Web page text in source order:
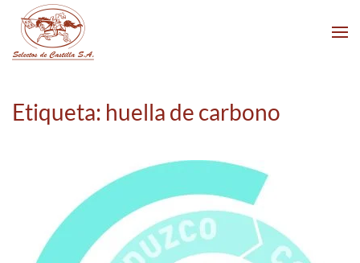
Skip to main content
Etiqueta: huella de carbono